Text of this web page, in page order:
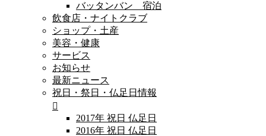
バッタンバン 宿泊
飲食店・ナイトクラブ
ショップ・土産
美容・健康
サービス
お知らせ
最新ニュース
祝日・祭日・仏足日情報
2017年 祝日 仏足日
2016年 祝日 仏足日